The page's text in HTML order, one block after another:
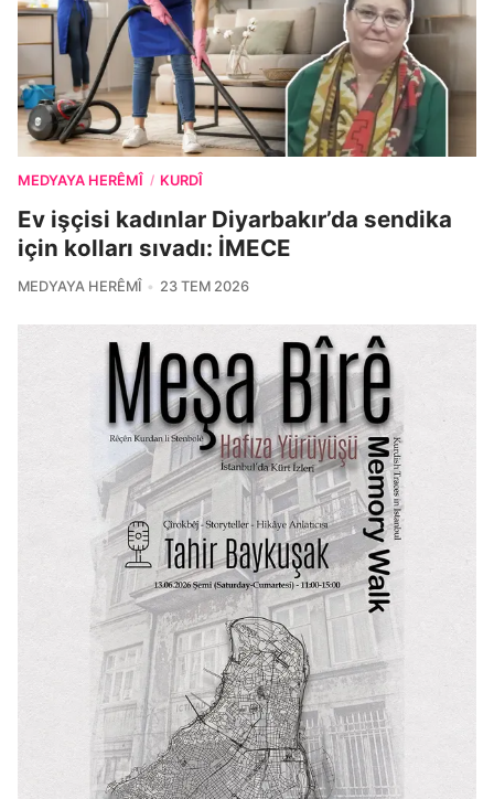
MEDYAYA HERÊMÎ / KURDÎ
Ev işçisi kadınlar Diyarbakır’da sendika
için kolları sıvadı: İMECE
MEDYAYA HERÊMÎ 23 TEM 2026